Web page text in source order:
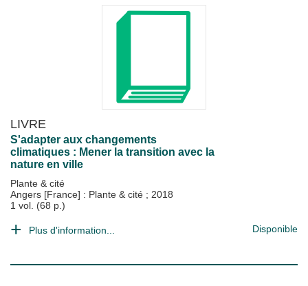
LIVRE
S'adapter aux changements
climatiques : Mener la transition avec la
nature en ville
Plante & cité
Angers [France] : Plante & cité ; 2018
1 vol. (68 p.)
Plus d'information... Disponible